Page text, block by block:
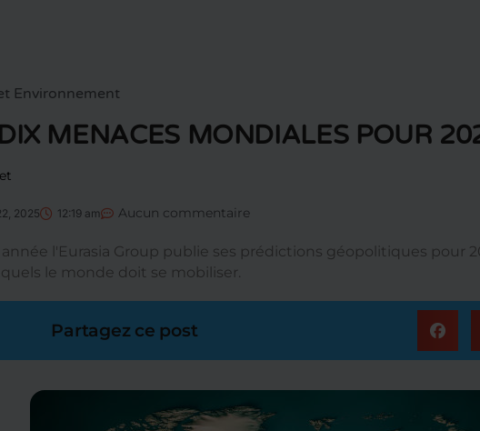
Environnement
MENACES MONDIALES POUR
2025 12:19 am Aucun commentaire
l'Eurasia Group publie ses prédictions géopolitiques pour
le monde doit se mobiliser.
Partagez ce post